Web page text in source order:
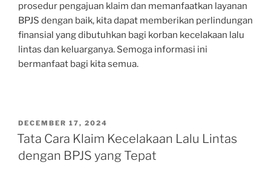
prosedur pengajuan klaim dan memanfaatkan layanan
BPJS dengan baik, kita dapat memberikan perlindungan
finansial yang dibutuhkan bagi korban kecelakaan lalu
lintas dan keluarganya. Semoga informasi ini
bermanfaat bagi kita semua.
POSTED
ON
DECEMBER 17, 2024
Tata Cara Klaim Kecelakaan Lalu Lintas
dengan BPJS yang Tepat